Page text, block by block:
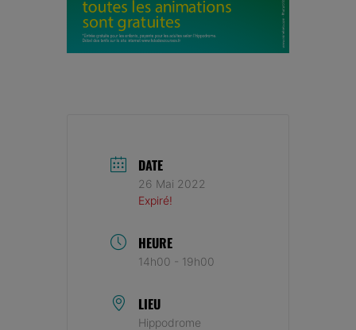
DATE
26 Mai 2022
Expiré!
HEURE
14h00 - 19h00
LIEU
Hippodrome